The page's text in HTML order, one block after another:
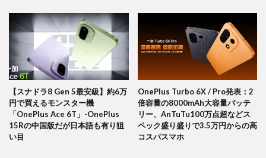
【スナドラ8 Gen 5最安級】約6万
円で買えるモンスター機
「OnePlus Ace 6T」-OnePlus
15Rの中国版だが日本語も有り狙
い目
OnePlus Turbo 6X / Pro発表：2
倍容量の8000mAh大容量バッテ
リー、AnTuTu100万点超などス
ペック盛り盛りで3.5万円からの高
コスパスマホ